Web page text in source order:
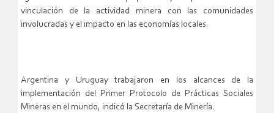
vinculación de la actividad minera con las comunidades
involucradas y el impacto en las economías locales.
Argentina y Uruguay trabajaron en los alcances de la
implementación del Primer Protocolo de Prácticas Sociales
Mineras en el mundo, indicó la Secretaría de Minería.